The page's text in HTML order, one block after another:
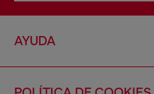
AYUDA